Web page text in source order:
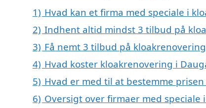
1) Hvad kan et firma med speciale i
2) Indhent altid mindst 3 tilbud på
3) Få nemt 3 tilbud på
4) Hvad koster kloakrenovering i
5) Hvad er med til at bestemme
6) Oversigt over firmaer med